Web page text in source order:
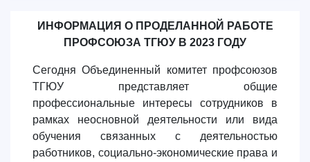
Ваше имя и фамилия
Ваш номер телефона
ИНФОРМАЦИЯ О ПРОДЕЛАННОЙ РАБОТЕ
ПРОФСОЮЗА ТГЮУ В 2023 ГОДУ
Сегодня Объединенный комитет профсоюзов
ТГЮУ представляет общие
профессиональные интересы сотрудников в
рамках неосновной деятельности или вида
обучения связанных с деятельностью
работников, социально-экономические права и
конкретные вопросы:
3. Собеседование (бакалавр) (8)